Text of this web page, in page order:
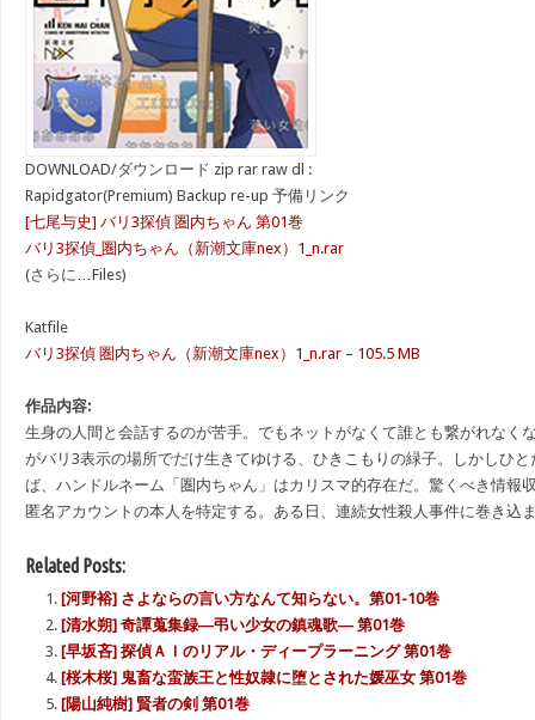
DOWNLOAD/ダウンロード zip rar raw dl :
Rapidgator(Premium) Backup re-up 予備リンク
[七尾与史] バリ3探偵 圏内ちゃん 第01巻
バリ3探偵_圏内ちゃん（新潮文庫nex）1_n.rar
(さらに…Files)
Katfile
バリ3探偵 圏内ちゃん（新潮文庫nex）1_n.rar – 105.5 MB
作品内容:
生身の人間と会話するのが苦手。でもネットがなくて誰とも繋がれなく
がバリ3表示の場所でだけ生きてゆける、ひきこもりの緑子。しかしひ
ば、ハンドルネーム「圏内ちゃん」はカリスマ的存在だ。驚くべき情報
匿名アカウントの本人を特定する。ある日、連続女性殺人事件に巻き
Related Posts:
[河野裕] さよならの言い方なんて知らない。第01-10巻
[清水朔] 奇譚蒐集録―弔い少女の鎮魂歌― 第01巻
[早坂吝] 探偵ＡＩのリアル・ディープラーニング 第01巻
[桜木桜] 鬼畜な蛮族王と性奴隷に堕とされた媛巫女 第01巻
[陽山純樹] 賢者の剣 第01巻